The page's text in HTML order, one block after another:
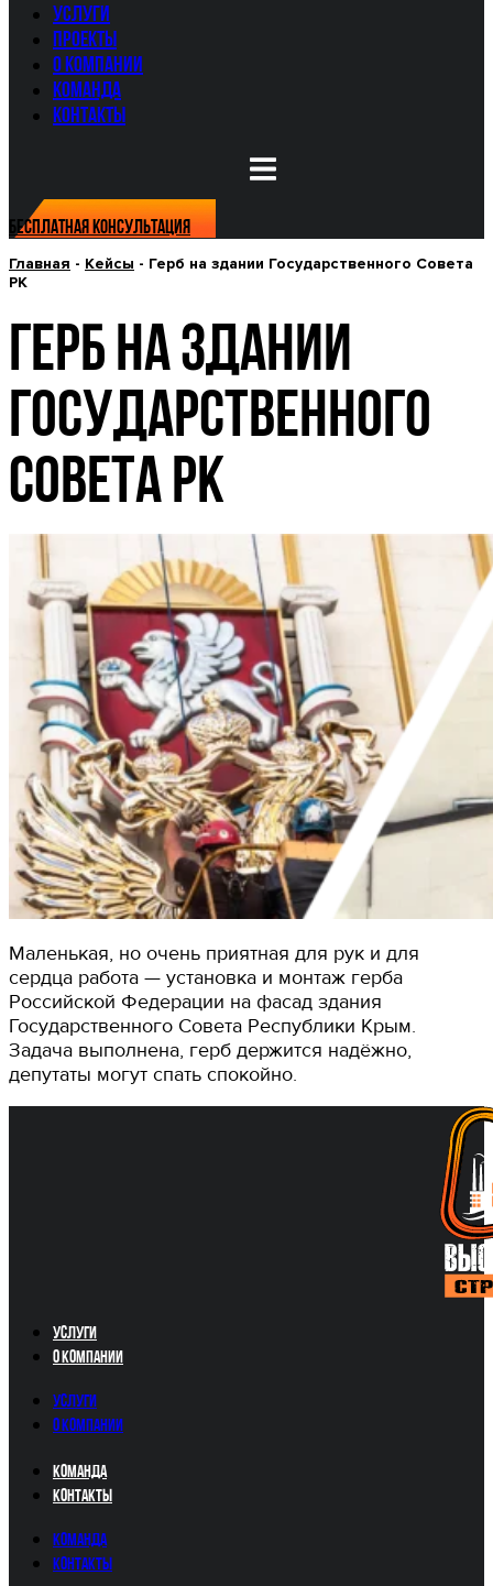
Услуги
Проекты
О компании
Команда
Контакты
Бесплатная консультация
Главная - Кейсы - Герб на здании Государственного Совета
РК
ГЕРБ НА ЗДАНИИ
ГОСУДАРСТВЕННОГО
СОВЕТА РК
Маленькая, но очень приятная для рук и для
сердца работа — установка и монтаж герба
Российской Федерации на фасад здания
Государственного Совета Республики Крым.
Задача выполнена, герб держится надёжно,
депутаты могут спать спокойно.
Услуги
О компании
Услуги
О компании
Команда
Контакты
Команда
Контакты